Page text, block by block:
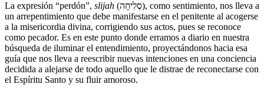
La expresión “perdón”, slijah (סְלִיחָה), como sentimiento, nos lleva a
un arrepentimiento que debe manifestarse en el penitente al acogerse
a la misericordia divina, corrigiendo sus actos, pues se reconoce
como pecador. Es en este punto donde erramos a diario en nuestra
búsqueda de iluminar el entendimiento, proyectándonos hacia esa
guía que nos lleva a reescribir nuevas intenciones en una conciencia
decidida a alejarse de todo aquello que le distrae de reconectarse con
el Espíritu Santo y su fluir amoroso.